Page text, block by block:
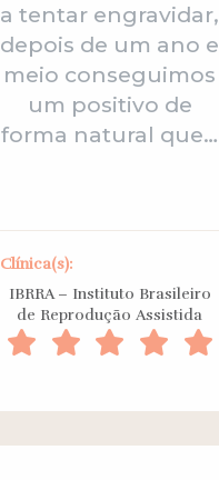
a tentar engravidar,
depois de um ano e
meio conseguimos
um positivo de
forma natural que…
Clínica(s):
IBRRA – Instituto Brasileiro
de Reprodução Assistida